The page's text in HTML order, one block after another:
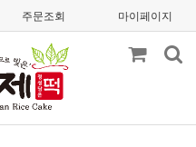
주문조회 마이페이지